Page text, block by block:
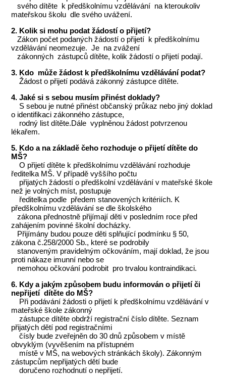
svého dítěte k předškolnímu vzdělávání na kteroukoliv
mateřskou školu dle svého uvážení.
2. Kolik si mohu podat žádostí o přijetí?
Zákon počet podaných žádostí o přijetí k předškolnímu
vzdělávání neomezuje. Je na zvážení
zákonných zástupců dítěte, kolik žádostí o přijetí podají.
3. Kdo může žádost k předškolnímu vzdělávání podat?
Žádost o přijetí podává zákonný zástupce dítěte.
4. Jaké si s sebou musím přinést doklady?
S sebou je nutné přinést občanský průkaz nebo jiný doklad
o identifikaci zákonného zástupce,
rodný list dítěte.Dále vyplněnou žádost potvrzenou
lékařem.
5. Kdo a na základě čeho rozhoduje o přijetí dítěte do
MŠ?
O přijetí dítěte k předškolnímu vzdělávání rozhoduje
ředitelka MŠ. V případě vyššího počtu
přijatých žádostí o předškolní vzdělávání v mateřské škole
než je volných míst, postupuje
ředitelka podle předem stanovených kritériích. K
předškolnímu vzdělávání se dle školského
zákona přednostně přijímají děti v posledním roce před
zahájením povinné školní docházky.
Přijímány budou pouze děti splňující podmínku § 50,
zákona č.258/2000 Sb., které se podrobily
stanoveným pravidelným očkováním, mají doklad, že jsou
proti nákaze imunní nebo se
nemohou očkování podrobit pro trvalou kontraindikaci.
6. Kdy a jakým způsobem budu informován o přijetí či
nepřijetí dítěte do MŠ?
Při podávání žádosti o přijetí k předškolnímu vzdělávání v
mateřské škole zákonný
zástupce dítěte obdrží registrační číslo dítěte. Seznam
přijatých dětí pod registračními
čísly bude zveřejněn do 30 dnů způsobem v místě
obvyklým (vyvěšením na přístupném
místě v MŠ, na webových stránkách školy). Zákonným
zástupcům nepřijatých dětí bude
doručeno rozhodnutí o nepřijetí.